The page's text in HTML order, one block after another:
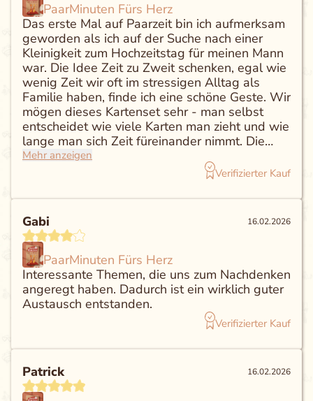
PaarMinuten Fürs Herz
Das erste Mal auf Paarzeit bin ich aufmerksam
geworden als ich auf der Suche nach einer
Kleinigkeit zum Hochzeitstag für meinen Mann
war. Die Idee Zeit zu Zweit schenken, egal wie
wenig Zeit wir oft im stressigen Alltag als
Familie haben, finde ich eine schöne Geste. Wir
mögen dieses Kartenset sehr - man selbst
entscheidet wie viele Karten man zieht und wie
lange man sich Zeit füreinander nimmt. Die
Themen sind abwechslungsreich. Ich finde die
Karten eigenen sich auch toll als Geschenk zur
Hochzeit oder anderen Anlässe für Paare.
Mehr anzeigen
Verifizierter Kauf
Gabi 16.02.2026
PaarMinuten Fürs Herz
Interessante Themen, die uns zum Nachdenken
angeregt haben. Dadurch ist ein wirklich guter
Austausch entstanden.
Verifizierter Kauf
Patrick 16.02.2026